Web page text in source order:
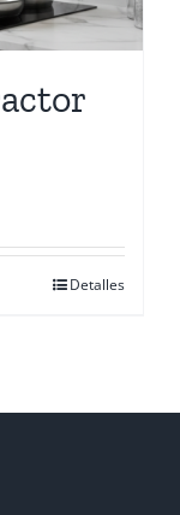
Detalles